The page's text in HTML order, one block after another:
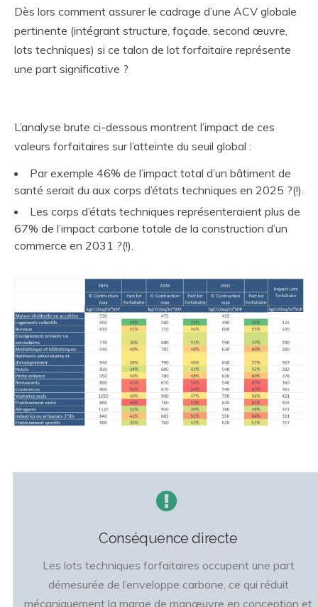
Dès lors comment assurer le cadrage d’une ACV globale
pertinente (intégrant structure, façade, second œuvre,
lots techniques) si ce talon de lot forfaitaire représente
une part significative ?
L’analyse brute ci-dessous montrent l’impact de ces
valeurs forfaitaires sur l’atteinte du seuil global :
Par exemple 46% de l’impact total d’un bâtiment de
santé serait du aux corps d’états techniques en 2025 ?(!).
Les corps d’états techniques représenteraient plus de
67% de l’impact carbone totale de la construction d’un
commerce en 2031 ?(!).
Conséquence directe
Les lots techniques forfaitaires occupent une part
démesurée de l’enveloppe carbone, ce qui réduit
mécaniquement la marge de manœuvre en conception et